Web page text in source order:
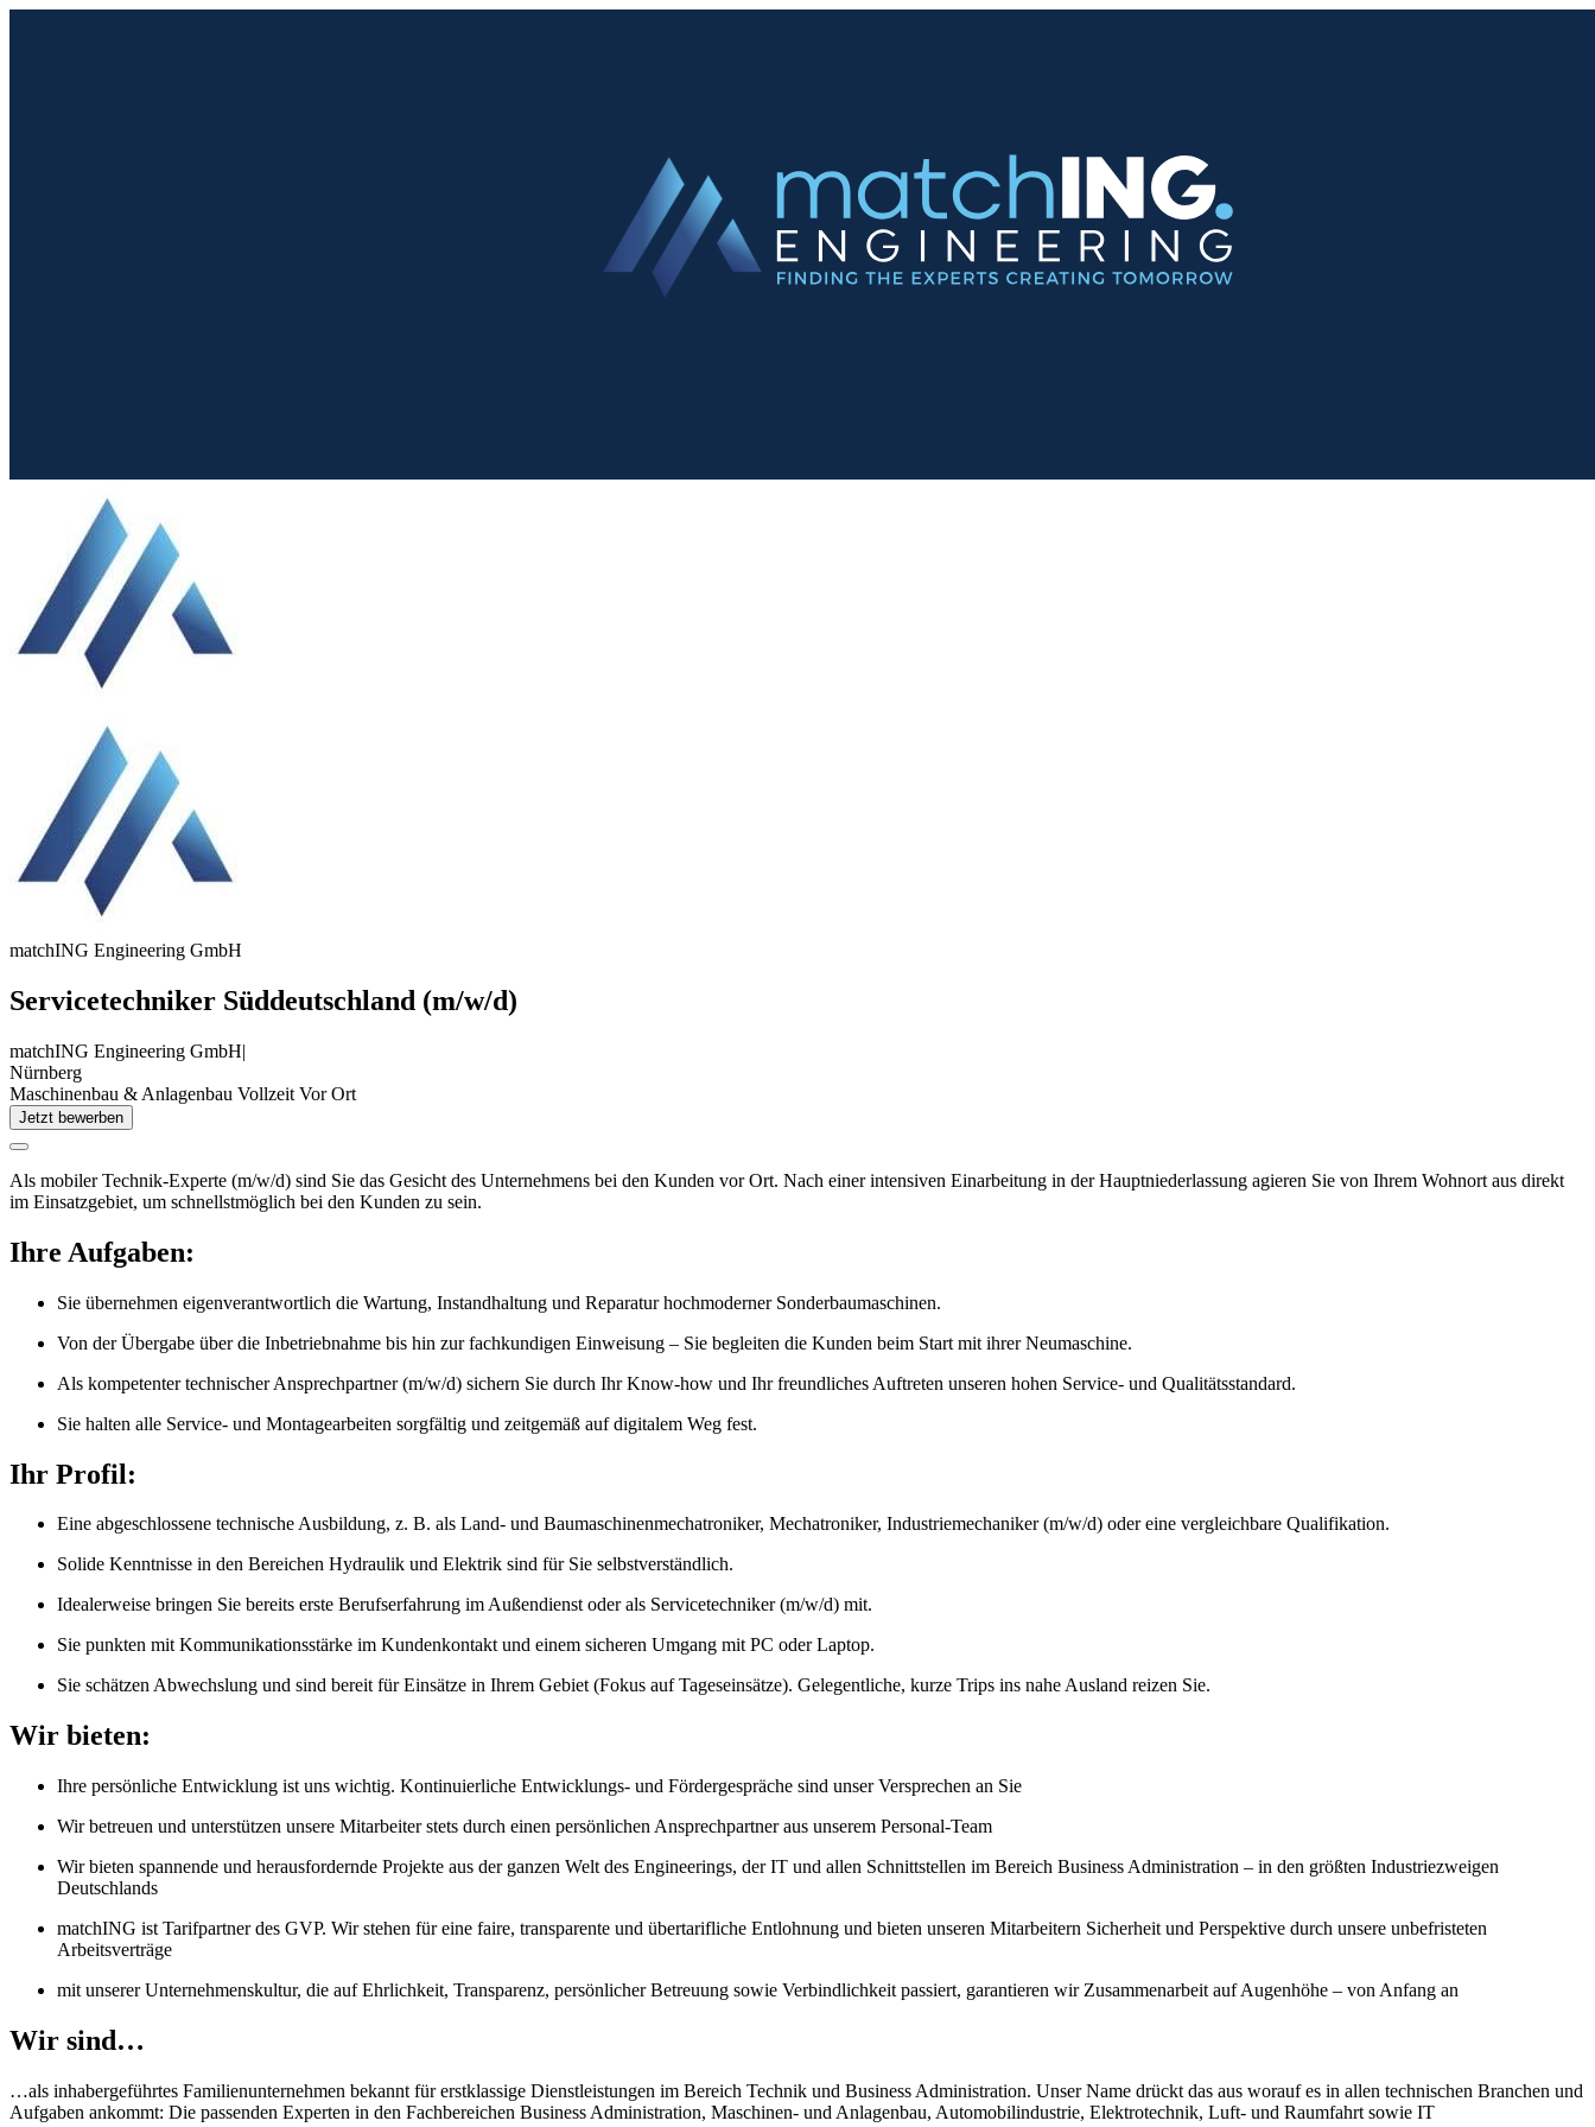
matchING Engineering GmbH
Servicetechniker Süddeutschland (m/w/d)
matchING Engineering GmbH|
Nürnberg
Maschinenbau & Anlagenbau Vollzeit Vor Ort
Jetzt bewerben
Als mobiler Technik-Experte (m/w/d) sind Sie das Gesicht des Unternehmens bei den Kunden vor Ort. Nach einer intensiven Einarbeitung in der Hauptniederlassung agieren Sie von Ihrem Wohnort aus direkt
im Einsatzgebiet, um schnellstmöglich bei den Kunden zu sein.
Ihre Aufgaben:
Sie übernehmen eigenverantwortlich die Wartung, Instandhaltung und Reparatur hochmoderner Sonderbaumaschinen.
Von der Übergabe über die Inbetriebnahme bis hin zur fachkundigen Einweisung – Sie begleiten die Kunden beim Start mit ihrer Neumaschine.
Als kompetenter technischer Ansprechpartner (m/w/d) sichern Sie durch Ihr Know-how und Ihr freundliches Auftreten unseren hohen Service- und Qualitätsstandard.
Sie halten alle Service- und Montagearbeiten sorgfältig und zeitgemäß auf digitalem Weg fest.
Ihr Profil:
Eine abgeschlossene technische Ausbildung, z. B. als Land- und Baumaschinenmechatroniker, Mechatroniker, Industriemechaniker (m/w/d) oder eine vergleichbare Qualifikation.
Solide Kenntnisse in den Bereichen Hydraulik und Elektrik sind für Sie selbstverständlich.
Idealerweise bringen Sie bereits erste Berufserfahrung im Außendienst oder als Servicetechniker (m/w/d) mit.
Sie punkten mit Kommunikationsstärke im Kundenkontakt und einem sicheren Umgang mit PC oder Laptop.
Sie schätzen Abwechslung und sind bereit für Einsätze in Ihrem Gebiet (Fokus auf Tageseinsätze). Gelegentliche, kurze Trips ins nahe Ausland reizen Sie.
Wir bieten:
Ihre persönliche Entwicklung ist uns wichtig. Kontinuierliche Entwicklungs- und Fördergespräche sind unser Versprechen an Sie
Wir betreuen und unterstützen unsere Mitarbeiter stets durch einen persönlichen Ansprechpartner aus unserem Personal-Team
Wir bieten spannende und herausfordernde Projekte aus der ganzen Welt des Engineerings, der IT und allen Schnittstellen im Bereich Business Administration – in den größten Industriezweigen
Deutschlands
matchING ist Tarifpartner des GVP. Wir stehen für eine faire, transparente und übertarifliche Entlohnung und bieten unseren Mitarbeitern Sicherheit und Perspektive durch unsere unbefristeten
Arbeitsverträge
mit unserer Unternehmenskultur, die auf Ehrlichkeit, Transparenz, persönlicher Betreuung sowie Verbindlichkeit passiert, garantieren wir Zusammenarbeit auf Augenhöhe – von Anfang an
Wir sind…
…als inhabergeführtes Familienunternehmen bekannt für erstklassige Dienstleistungen im Bereich Technik und Business Administration. Unser Name drückt das aus worauf es in allen technischen Branchen und
Aufgaben ankommt: Die passenden Experten in den Fachbereichen Business Administration, Maschinen- und Anlagenbau, Automobilindustrie, Elektrotechnik, Luft- und Raumfahrt sowie IT